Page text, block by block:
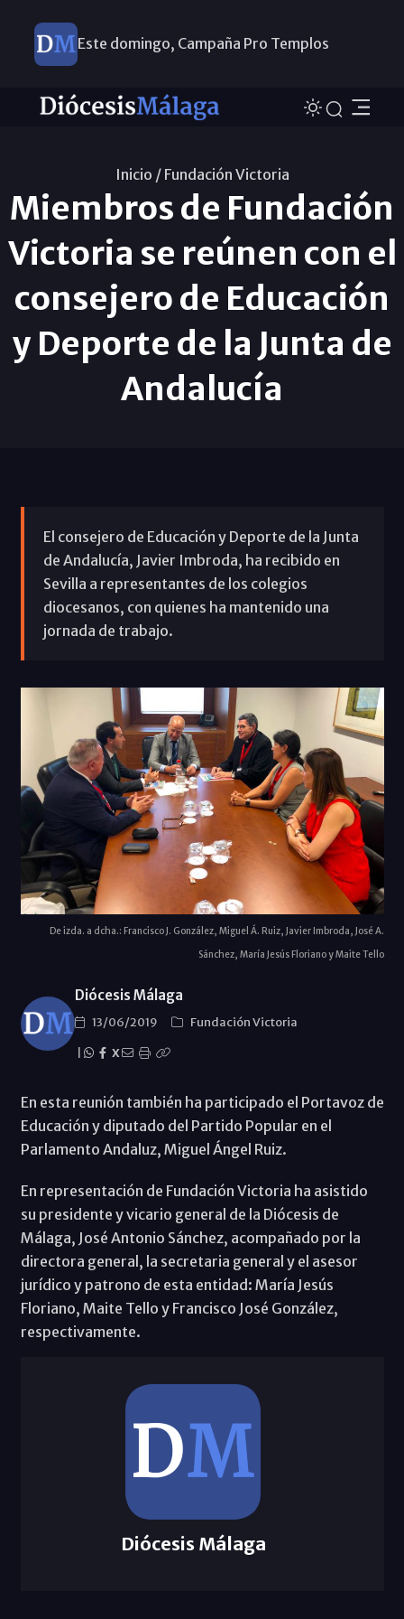
Este domingo, Campaña Pro Templos
Inicio / Fundación Victoria
Miembros de Fundación
Victoria se reúnen con el
consejero de Educación
y Deporte de la Junta de
Andalucía
El consejero de Educación y Deporte de la Junta
de Andalucía, Javier Imbroda, ha recibido en
Sevilla a representantes de los colegios
diocesanos, con quienes ha mantenido una
jornada de trabajo.
De izda. a dcha.: Francisco J. González, Miguel Á. Ruiz, Javier Imbroda, José A.
Sánchez, María Jesús Floriano y Maite Tello
Diócesis Málaga
13/06/2019
Fundación Victoria
X
En esta reunión también ha participado el Portavoz de
Educación y diputado del Partido Popular en el
Parlamento Andaluz, Miguel Ángel Ruiz.
En representación de Fundación Victoria ha asistido
su presidente y vicario general de la Diócesis de
Málaga, José Antonio Sánchez, acompañado por la
directora general, la secretaria general y el asesor
jurídico y patrono de esta entidad: María Jesús
Floriano, Maite Tello y Francisco José González,
respectivamente.
Diócesis Málaga